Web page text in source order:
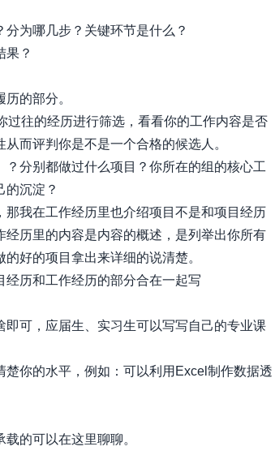
为哪几步？关键环节是什么？
果？
的部分。
过往的经历进行筛选，看看你的工作内容是否
而评判你是不是一个合格的候选人。
分别都做过什么项目？你所在的组的核心工
的沉淀？
我在工作经历里也介绍项目不是和项目经历
历里的内容是内容的概述，是列举出你所有
好的项目拿出来详细的说清楚。
历和工作经历的部分合在一起写
可，应届生、实习生可以写写自己的专业课
你的水平，例如：可以利用Excel制作数据透
的可以在这里聊聊。